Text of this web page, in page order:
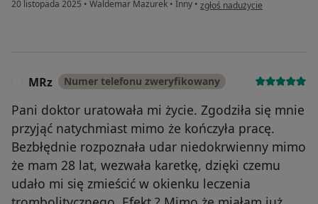
20 listopada 2025 • Waldemar Mazurek • Inny • zgłoś nadużycie
MRz Numer telefonu zweryfikowany
Pani doktor uratowała mi życie. Zgodziła się mnie
przyjąć natychmiast mimo że kończyła pracę.
Bezbłędnie rozpoznała udar niedokrwienny mimo
że mam 28 lat, wezwała karetkę, dzięki czemu
udało mi się zmieścić w okienku leczenia